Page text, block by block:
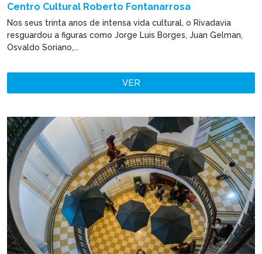
Centro Cultural Roberto Fontanarrosa
Nos seus trinta anos de intensa vida cultural, o Rivadavia
resguardou a figuras como Jorge Luis Borges, Juan Gelman,
Osvaldo Soriano,...
VER